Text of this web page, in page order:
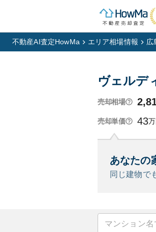
不動産AI査定HowMa エリア相場情報 広
ヴェルデ
売却相場
売却単価 43
あなたの
同じ建物で